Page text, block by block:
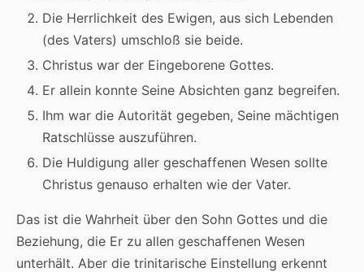
Die Herrlichkeit des Ewigen, aus sich Lebenden
(des Vaters) umschloß sie beide.
Christus war der Eingeborene Gottes.
Er allein konnte Seine Absichten ganz begreifen.
Ihm war die Autorität gegeben, Seine mächtigen
Ratschlüsse auszuführen.
Die Huldigung aller geschaffenen Wesen sollte
Christus genauso erhalten wie der Vater.
Das ist die Wahrheit über den Sohn Gottes und die
Beziehung, die Er zu allen geschaffenen Wesen
unterhält. Aber die trinitarische Einstellung erkennt